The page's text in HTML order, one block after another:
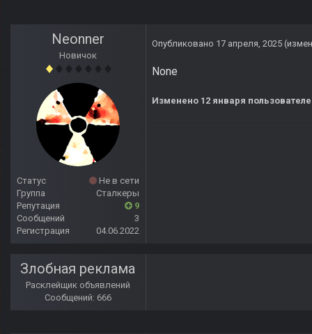
Neonner
Новичок
Статус
Не в сети
Группа
Сталкеры
Репутация
9
Сообщений
3
Регистрация
04.06.2022
Опубликовано 17 апреля, 2025
None
Изменено 12 января
Злобная реклама
Расклейщик объявлений
Сообщений: 666